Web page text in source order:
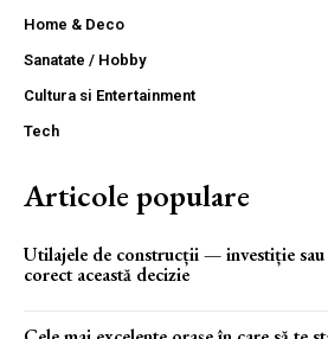
Home & Deco
Sanatate / Hobby
Cultura si Entertainment
Tech
Articole populare
Utilajele de construcții — investiție sau
corect această decizie